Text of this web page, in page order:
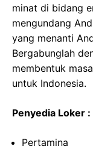
minat di bidang
mengundang
yang menanti
Bergabunglah
membentuk
untuk Indonesia.
Penyedia Loker :
Pertamina